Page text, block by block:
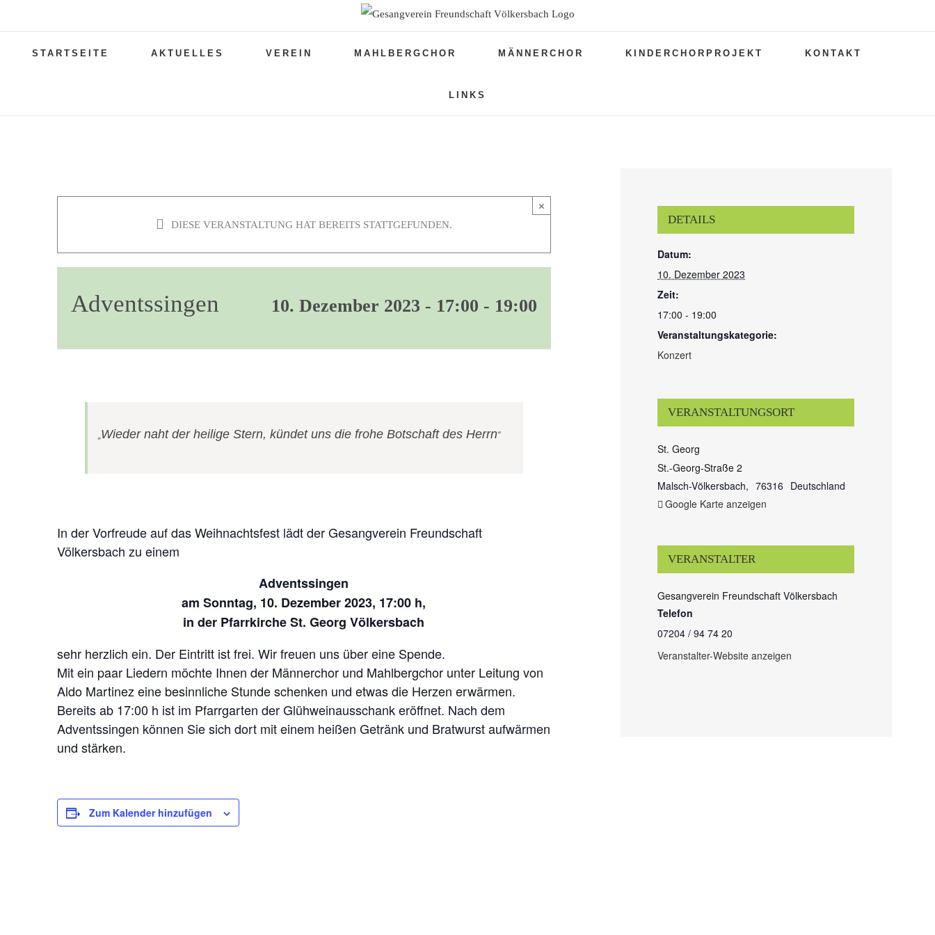
Inhalt
springen
nach:
STARTSEITE AKTUELLES VEREIN MAHLBERGCHOR MÄNNERCHOR KINDERCHORPROJEKT KONTAKT
LINKS
×
DIESE VERANSTALTUNG HAT BEREITS STATTGEFUNDEN.
Adventssingen 10. Dezember 2023 - 17:00 - 19:00
Wieder naht der heilige Stern, kündet uns die frohe Botschaft des Herrn
In der Vorfreude auf das Weihnachtsfest lädt der Gesangverein Freundschaft
Völkersbach zu einem
Adventssingen
am Sonntag, 10. Dezember 2023, 17:00 h,
in der Pfarrkirche St. Georg Völkersbach
sehr herzlich ein. Der Eintritt ist frei. Wir freuen uns über eine Spende.
Mit ein paar Liedern möchte Ihnen der Männerchor und Mahlbergchor unter Leitung von
Aldo Martinez eine besinnliche Stunde schenken und etwas die Herzen erwärmen.
Bereits ab 17:00 h ist im Pfarrgarten der Glühweinausschank eröffnet. Nach dem
Adventssingen können Sie sich dort mit einem heißen Getränk und Bratwurst aufwärmen
und stärken.
Zum Kalender hinzufügen
DETAILS
Datum:
10. Dezember 2023
Zeit:
17:00 - 19:00
Veranstaltungskategorie:
Konzert
VERANSTALTUNGSORT
St. Georg
St.-Georg-Straße 2
Malsch-Völkersbach, 76316 Deutschland
Google Karte anzeigen
VERANSTALTER
Gesangverein Freundschaft Völkersbach
Telefon
07204 / 94 74 20
Veranstalter-Website anzeigen